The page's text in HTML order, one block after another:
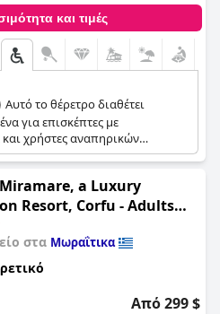
και τιμές
Αυτό το θέρετρο διαθέτει
για επισκέπτες με
και χρήστες αναπηρικών
έχουν εύκολα προσβάσιμες
τόσο στο δωμάτιο όσο
για ευκολία κίνησης και
a Luxury
Resort, Corfu - Adults
στα Μωραΐτικα
Από 299 $